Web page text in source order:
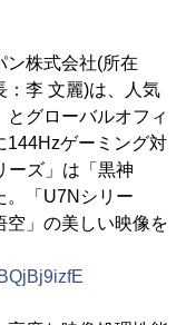
ン株式会社(所在
：李 文麗)は、人気
グローバルオフィ
144Hzゲーミング対
ーズ」は「黒神
。「U7Nシリー
空」の美しい映像を